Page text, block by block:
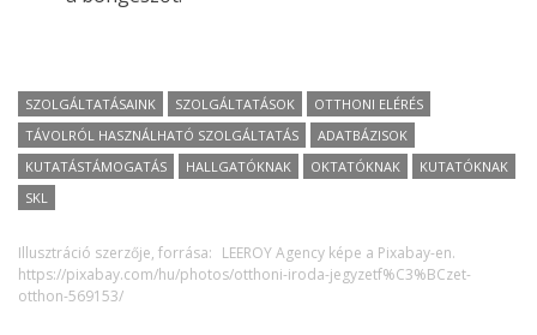
SZOLGÁLTATÁSAINK SZOLGÁLTATÁSOK
OTTHONI ELÉRÉS
TÁVOLRÓL HASZNÁLHATÓ SZOLGÁLTATÁS
ADATBÁZISOK
KUTATÁSTÁMOGATÁS
HALLGATÓKNAK OKTATÓKNAK
KUTATÓKNAK
SKL
Illusztráció szerzője, forrása: LEEROY Agency képe a Pixabay-en.
https://pixabay.com/hu/photos/otthoni-iroda-jegyzetf%C3%BCzet-
otthon-569153/